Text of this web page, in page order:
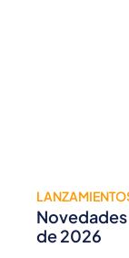
de 2026